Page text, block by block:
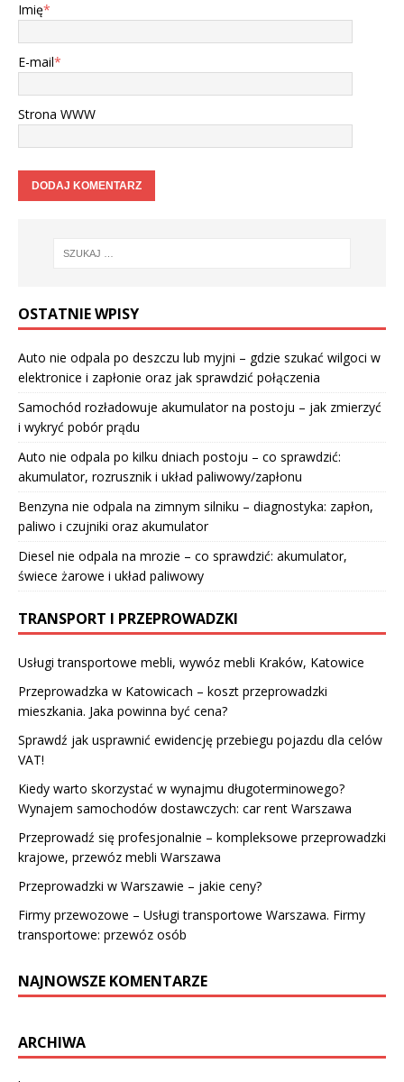
Imię*
E-mail*
Strona WWW
OSTATNIE WPISY
Auto nie odpala po deszczu lub myjni – gdzie szukać wilgoci w
elektronice i zapłonie oraz jak sprawdzić połączenia
Samochód rozładowuje akumulator na postoju – jak zmierzyć
i wykryć pobór prądu
Auto nie odpala po kilku dniach postoju – co sprawdzić:
akumulator, rozrusznik i układ paliwowy/zapłonu
Benzyna nie odpala na zimnym silniku – diagnostyka: zapłon,
paliwo i czujniki oraz akumulator
Diesel nie odpala na mrozie – co sprawdzić: akumulator,
świece żarowe i układ paliwowy
TRANSPORT I PRZEPROWADZKI
Usługi transportowe mebli, wywóz mebli Kraków, Katowice
Przeprowadzka w Katowicach – koszt przeprowadzki
mieszkania. Jaka powinna być cena?
Sprawdź jak usprawnić ewidencję przebiegu pojazdu dla celów
VAT!
Kiedy warto skorzystać w wynajmu długoterminowego?
Wynajem samochodów dostawczych: car rent Warszawa
Przeprowadź się profesjonalnie – kompleksowe przeprowadzki
krajowe, przewóz mebli Warszawa
Przeprowadzki w Warszawie – jakie ceny?
Firmy przewozowe – Usługi transportowe Warszawa. Firmy
transportowe: przewóz osób
NAJNOWSZE KOMENTARZE
ARCHIWA